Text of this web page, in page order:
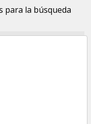
para la búsqueda